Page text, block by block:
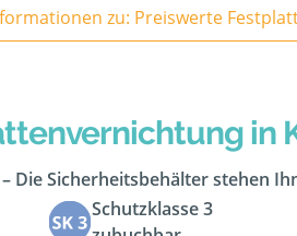
zu: Preiswerte
in
Die Sicherheitsbehälter stehen
Schutzklasse 3